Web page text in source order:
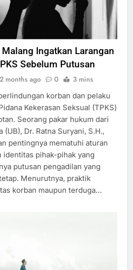
Ingatkan Larangan
Sebelum Putusan
months ago 0 3 mins
korban dan pelaku
Kekerasan Seksual (TPKS)
Seorang pakar hukum dari
Dr. Ratna Suryani, S.H.,
pentingnya mematuhi aturan
identitas pihak-pihak yang
putusan pengadilan yang
Menurutnya, praktik
korban maupun terduga…